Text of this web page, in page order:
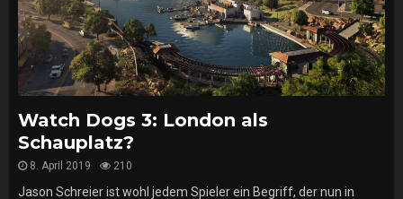
Watch Dogs 3: London als
Schauplatz?
8. April 2019 210
Jason Schreier ist wohl jedem Spieler ein Begriff, der nun in